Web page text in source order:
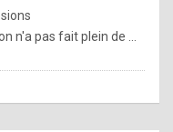
n'a pas fait plein de ...